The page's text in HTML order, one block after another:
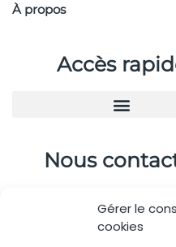
Gérer le
cookies
À propos
Accès
Nous
contactBT@bleu-